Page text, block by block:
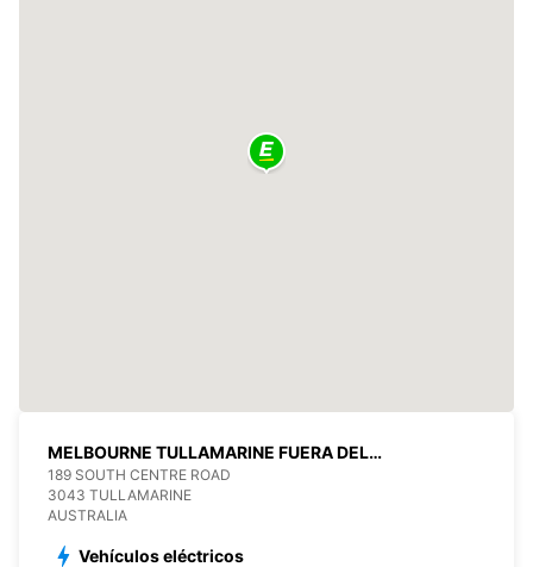
MELBOURNE TULLAMARINE FUERA DEL
AEROPUERTO
189 SOUTH CENTRE ROAD
3043 TULLAMARINE
AUSTRALIA
Vehículos eléctricos